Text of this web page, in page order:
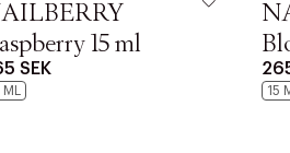
15 ml
SEK
15